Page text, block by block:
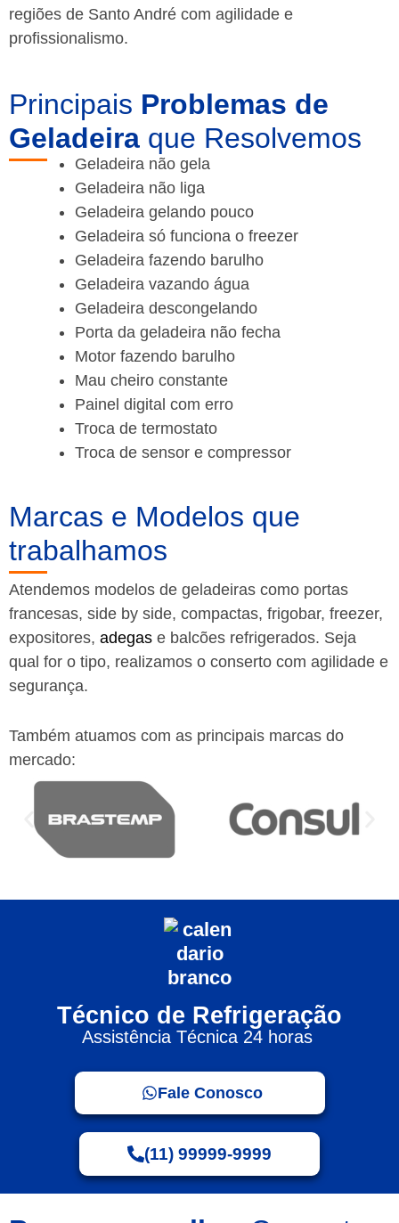
regiões de Santo André com agilidade e
profissionalismo.
Principais Problemas de
Geladeira que Resolvemos
Geladeira não gela
Geladeira não liga
Geladeira gelando pouco
Geladeira só funciona o freezer
Geladeira fazendo barulho
Geladeira vazando água
Geladeira descongelando
Porta da geladeira não fecha
Motor fazendo barulho
Mau cheiro constante
Painel digital com erro
Troca de termostato
Troca de sensor e compressor
Marcas e Modelos que
trabalhamos
Atendemos modelos de geladeiras como portas
francesas, side by side, compactas, frigobar, freezer,
expositores, adegas e balcões refrigerados. Seja
qual for o tipo, realizamos o conserto com agilidade e
segurança.
Também atuamos com as principais marcas do
mercado:
Técnico de Refrigeração
Assistência Técnica 24 horas
Fale Conosco
(11) 99999-9999